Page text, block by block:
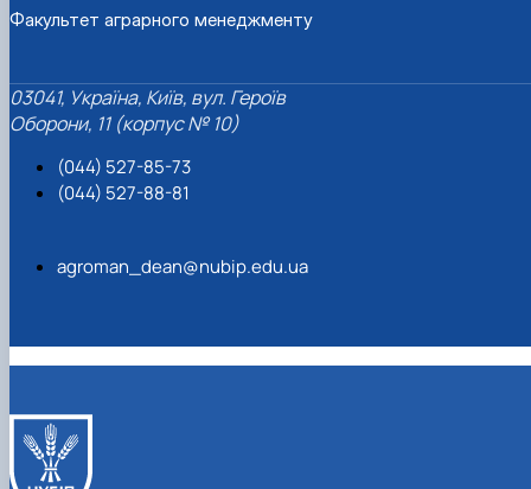
Факультет аграрного менеджменту
03041, Україна, Київ, вул. Героїв
Оборони, 11 (корпус № 10)
(044) 527-85-73
(044) 527-88-81
agroman_dean@nubip.edu.ua